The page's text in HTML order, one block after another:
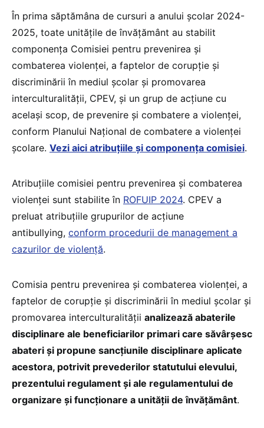
În prima săptămâna de cursuri a anului școlar 2024-
2025, toate unitățile de învățământ au stabilit
componența Comisiei pentru prevenirea şi
combaterea violenţei, a faptelor de corupţie şi
discriminării în mediul şcolar şi promovarea
interculturalității, CPEV, și un grup de acțiune cu
același scop, de prevenire și combatere a violenței,
conform Planului Național de combatere a violenței
școlare. Vezi aici atribuțiile și componența comisiei.
Atribuțiile comisiei pentru prevenirea şi combaterea
violenţei sunt stabilite în ROFUIP 2024. CPEV a
preluat atribuțiile grupurilor de acțiune
antibullying, conform procedurii de management a
cazurilor de violență.
Comisia pentru prevenirea și combaterea violenței, a
faptelor de corupție și discriminării în mediul școlar și
promovarea interculturalității analizează abaterile
disciplinare ale beneficiarilor primari care săvârșesc
abateri și propune sancțiunile disciplinare aplicate
acestora, potrivit prevederilor statutului elevului,
prezentului regulament și ale regulamentului de
organizare și funcționare a unității de învățământ.